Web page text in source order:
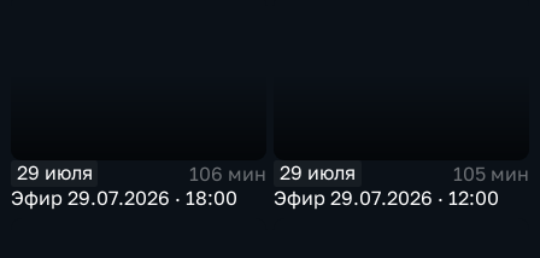
29 июля
106 мин
Эфир 29.07.2026 · 18:00
29 июля
105 мин
Эфир 29.07.2026 · 12:00